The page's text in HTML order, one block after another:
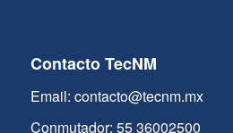
Contacto TecNM
Email: contacto@tecnm.mx
Conmutador: 55 36002500